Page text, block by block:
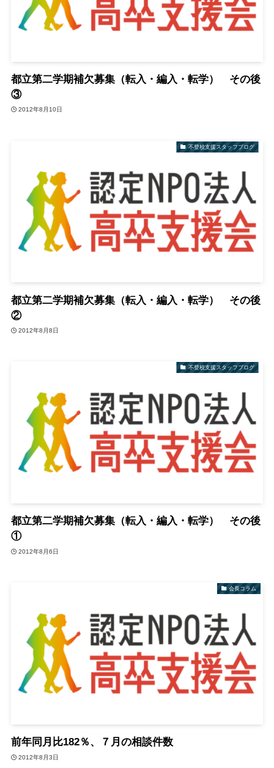
都立第二学期補欠募集（転入・編入・転学） その後
③
2012年8月10日
不登校支援スタッフブログ
都立第二学期補欠募集（転入・編入・転学） その後
②
2012年8月8日
不登校支援スタッフブログ
都立第二学期補欠募集（転入・編入・転学） その後
①
2012年8月6日
会長コラム
前年同月比182％、７月の相談件数
2012年8月3日